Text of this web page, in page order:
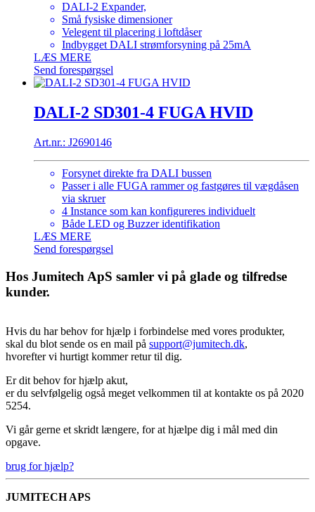
DALI-2 Expander,
Små fysiske dimensioner
Velegent til placering i loftdåser
Indbygget DALI strømforsyning på 25mA
LÆS MERE
Send forespørgsel
DALI-2 SD301-4 FUGA HVID
Art.nr.: J2690146
Forsynet direkte fra DALI bussen
Passer i alle FUGA rammer og fastgøres til vægdåsen
via skruer
4 Instance som kan konfigureres individuelt
Både LED og Buzzer identifikation
LÆS MERE
Send forespørgsel
Hos Jumitech ApS samler vi på glade og tilfredse
kunder.
Hvis du har behov for hjælp i forbindelse med vores produkter,
skal du blot sende os en mail på support@jumitech.dk,
hvorefter vi hurtigt kommer retur til dig.
Er dit behov for hjælp akut,
er du selvfølgelig også meget velkommen til at kontakte os på 2020
5254.
Vi går gerne et skridt længere, for at hjælpe dig i mål med din
opgave.
brug for hjælp?
JUMITECH APS